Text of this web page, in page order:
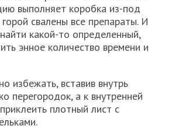
выполняет коробка из-под
свалены все препараты. И
какой-то определенный,
энное количество времени и
избежать, вставив внутрь
перегородок, а к внутренней
плотный лист с